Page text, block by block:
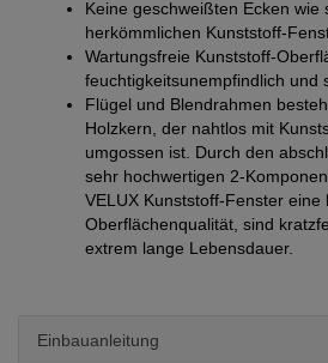
Keine geschweißten Ecken wie
herkömmlichen Kunststoff-
Wartungsfreie Kunststoff-
feuchtigkeitsunempfindlich und
Flügel und Blendrahmen
Holzkern, der nahtlos mit
umgossen ist. Durch den
sehr hochwertigen 2-
VELUX Kunststoff-Fenster eine
Oberflächenqualität, sind
extrem lange Lebensdauer.
Einbauanleitung